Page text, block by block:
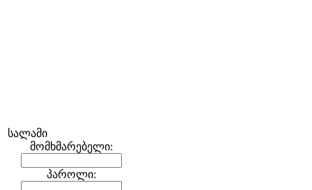
სალამი
მომხმარებელი:
პაროლი: